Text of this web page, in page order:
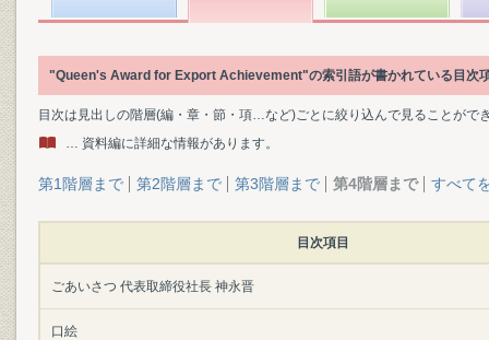
"Queen's Award for Export Achievement"の索引語が書かれている目次
目次は見出しの階層(編・章・節・項…など)ごとに絞り込んで見ることがで
… 資料編に詳細な情報があります。
第1階層まで 第2階層まで 第3階層まで 第4階層まで すべて
目次項目
ごあいさつ 代表取締役社長 神永晋
口絵